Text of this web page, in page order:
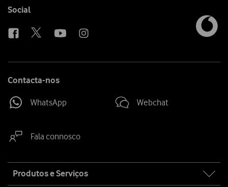
Follow
Social
Contacta-nos
WhatsApp Webchat
Fala connosco
map
Produtos e Serviços